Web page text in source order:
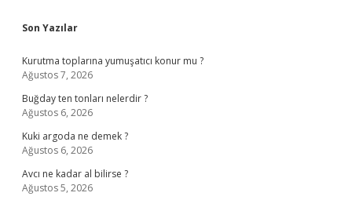
Sidebar
Son Yazılar
Kurutma toplarına yumuşatıcı konur mu ?
Ağustos 7, 2026
Buğday ten tonları nelerdir ?
Ağustos 6, 2026
Kuki argoda ne demek ?
Ağustos 6, 2026
Avcı ne kadar al bilirse ?
Ağustos 5, 2026